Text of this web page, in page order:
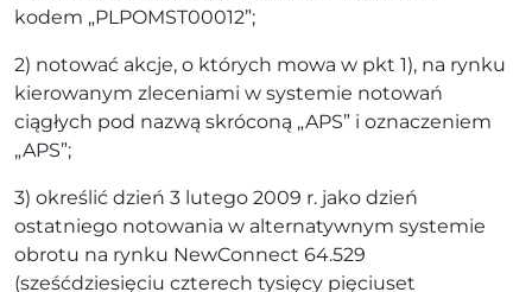
kodem „PLPOMST00012”;
2) notować akcje, o których mowa w pkt 1), na rynku
kierowanym zleceniami w systemie notowań
ciągłych pod nazwą skróconą „APS” i oznaczeniem
„APS”;
3) określić dzień 3 lutego 2009 r. jako dzień
ostatniego notowania w alternatywnym systemie
obrotu na rynku NewConnect 64.529
(sześćdziesięciu czterech tysięcy pięciuset